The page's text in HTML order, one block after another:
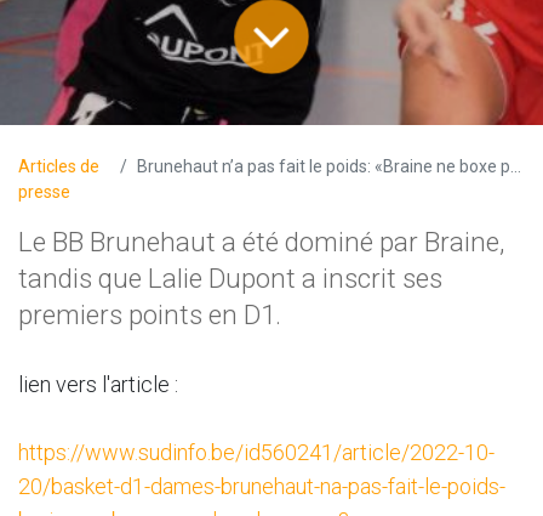
Articles de
presse
Brunehaut n’a pas fait le poids: «Braine ne boxe pas dans la même catégorie»
Le BB Brunehaut a été dominé par Braine,
tandis que Lalie Dupont a inscrit ses
premiers points en D1.
lien vers l'article :
https://www.sudinfo.be/id560241/article/2022-10-
20/basket-d1-dames-brunehaut-na-pas-fait-le-poids-
Découvrez
l'un de nos
partenaires
×